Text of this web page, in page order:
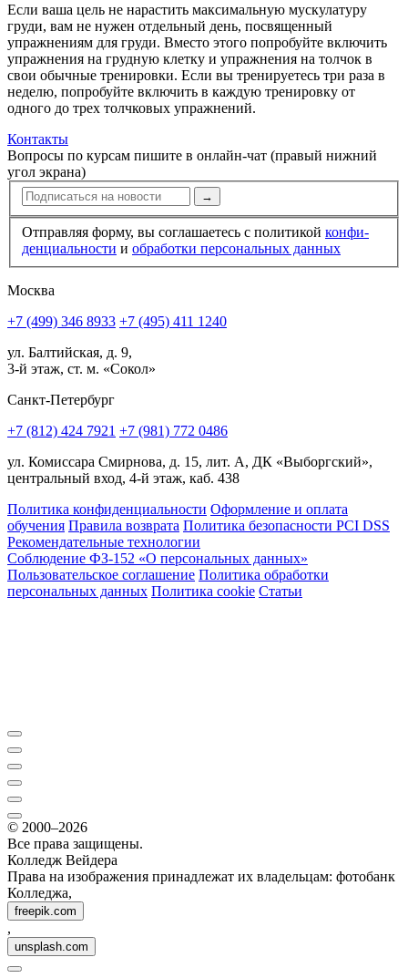
Если ваша цель не нарастить максимальную мускулатуру
груди, вам не нужен отдельный день, посвященный
упражнениям для груди. Вместо этого попробуйте включить
упражнения на грудную клетку и упражнения на толчок в
свои обычные тренировки. Если вы тренируетесь три раза в
неделю, попробуйте включить в каждую тренировку от
одного до трех толчковых упражнений.
Контакты
Вопросы по курсам пишите в онлайн-чат (правый нижний
угол экрана)
→
Отправляя форму, вы соглашаетесь с политикой конфи­
ден­циальности и обработки персональных данных
Москва
+7 (499) 346 8933 +7 (495) 411 1240
ул. Балтийская, д. 9,
3-й этаж, ст. м. «Сокол»
Санкт-Петербург
+7 (812) 424 7921 +7 (981) 772 0486
ул. Комиссара Смирнова, д. 15, лит. А, ДК «Выборгский»,
центральный вход, 4-й этаж, каб. 438
Политика конфиденциальности Оформление и оплата
обучения Правила возврата Политика безопасности PCI DSS
Рекомендательные технологии
Соблюдение ФЗ-152 «О персональ­ных данных»
Пользовательское соглашение Политика обработки
персональных данных Политика cookie Статьи
© 2000–2026
Все права защищены.
Колледж Вейдера
Права на изображения принадлежат их владельцам: фотобанк
Колледжа,
freepik.com
,
unsplash.com